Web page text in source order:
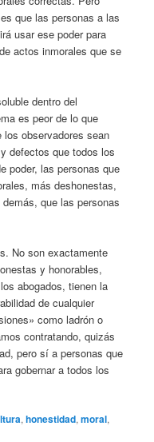
que las personas a las
usar ese poder para
actos inmorales que se
dentro del
es peor de lo que
los observadores sean
defectos que todos los
poder, las personas que
más deshonestas,
que las personas
No son exactamente
y honorables,
abogados, tienen la
de cualquier
como ladrón o
contratando, quizás
pero sí a personas que
gobernar a todos los
,honestidad,moral,